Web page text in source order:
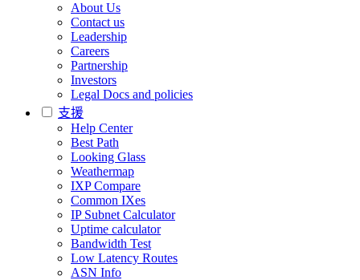
About Us
Contact us
Leadership
Careers
Partnership
Investors
Legal Docs and policies
支援
Help Center
Best Path
Looking Glass
Weathermap
IXP Compare
Common IXes
IP Subnet Calculator
Uptime calculator
Bandwidth Test
Low Latency Routes
ASN Info